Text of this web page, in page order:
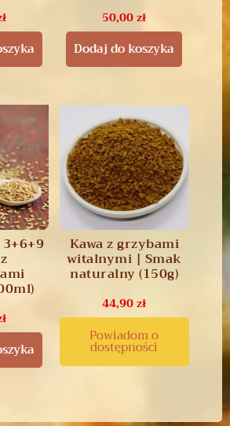
50,00zł
Dodaj do koszyka
Kawa z grzybami
witalnymi | Smak
naturalny (150g)
44,90zł
Powiadom o
dostępności